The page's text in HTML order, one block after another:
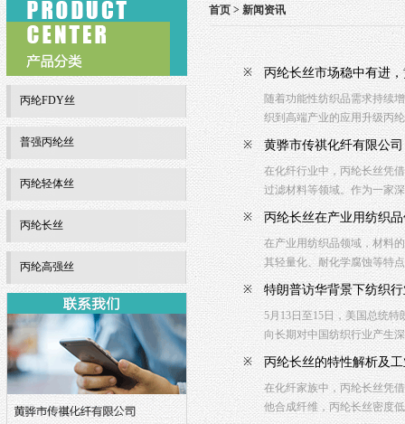
丙纶FDY丝
普强丙纶丝
丙纶轻体丝
丙纶长丝
丙纶高强丝
首页 > 新闻资讯
※ 丙纶长丝市场稳中有进
随着功能性纺织品需求持续
织到高端产业的应用升级丙
※ 黄骅市传祺化纤有限公
在化纤行业中，丙纶长丝凭
过滤材料等领域。作为一家
※ 丙纶长丝在产业用纺织
在产业用纺织品领域，材料
其轻量化、耐化学腐蚀等特
※ 特朗普访华背景下纺织
5月13日至15日，美国总统
向长期对中国纺织行业产生
※ 丙纶长丝的特性解析及
在化纤家族中，丙纶长丝凭
他合成纤维，丙纶长丝密度